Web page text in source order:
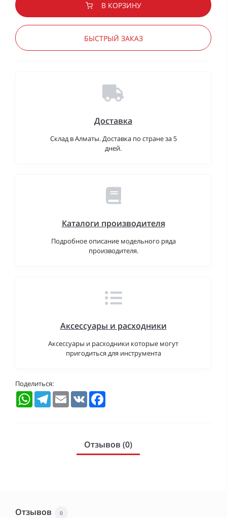
В КОРЗИНУ
БЫСТРЫЙ ЗАКАЗ
Доставка
Склад в Алматы. Доставка по стране за 5
дней.
Каталоги производителя
Подробное описание модельного ряда
производителя.
Аксессуары и расходники
Аксессуары и расходники которые могут
пригодиться для инструмента
Поделиться:
WhatsAppTelegramEmail VK
Отзывов (0)
Отзывов 0